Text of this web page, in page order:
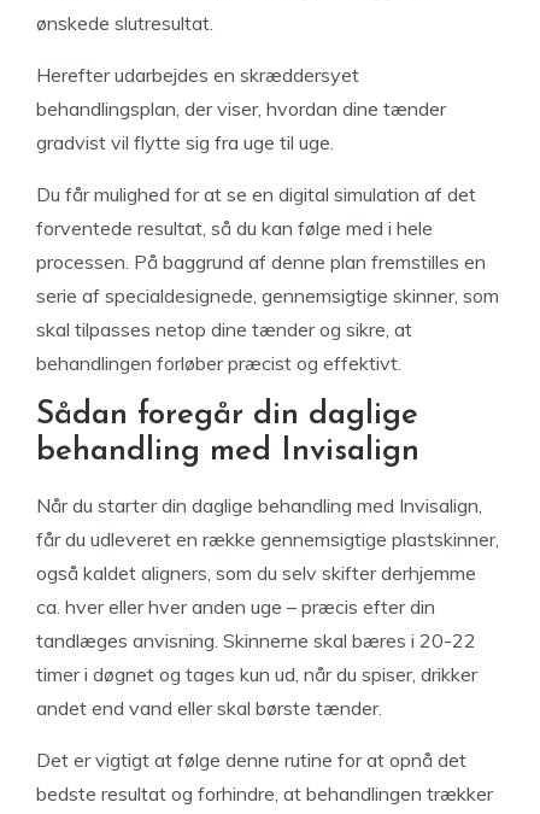
ønskede slutresultat.
Herefter udarbejdes en skræddersyet
behandlingsplan, der viser, hvordan dine tænder
gradvist vil flytte sig fra uge til uge.
Du får mulighed for at se en digital simulation af det
forventede resultat, så du kan følge med i hele
processen. På baggrund af denne plan fremstilles en
serie af specialdesignede, gennemsigtige skinner, som
skal tilpasses netop dine tænder og sikre, at
behandlingen forløber præcist og effektivt.
Sådan foregår din daglige
behandling med Invisalign
Når du starter din daglige behandling med Invisalign,
får du udleveret en række gennemsigtige plastskinner,
også kaldet aligners, som du selv skifter derhjemme
ca. hver eller hver anden uge – præcis efter din
tandlæges anvisning. Skinnerne skal bæres i 20-22
timer i døgnet og tages kun ud, når du spiser, drikker
andet end vand eller skal børste tænder.
Det er vigtigt at følge denne rutine for at opnå det
bedste resultat og forhindre, at behandlingen trækker